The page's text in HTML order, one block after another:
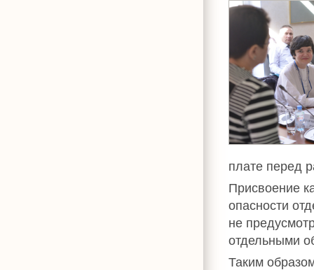
плате перед
Присвоение
опасности
не
отдельными
Таким